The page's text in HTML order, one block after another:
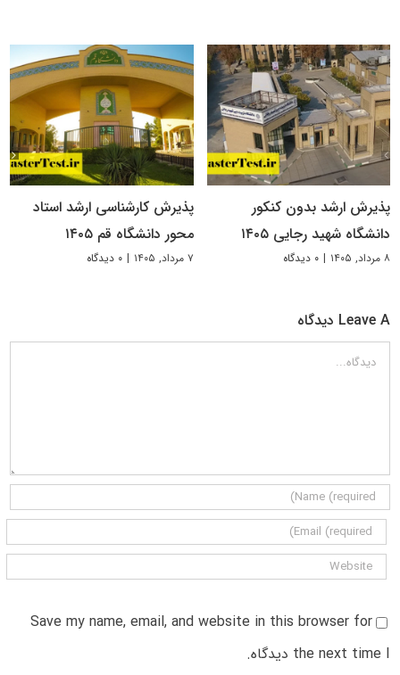
پذیرش ارشد بدون کنکور
دانشگاه شهید رجایی ۱۴۰۵
۸ مرداد, ۱۴۰۵ | ۰ دیدگاه
پذیرش کارشناسی ارشد استاد
محور دانشگاه قم ۱۴۰۵
۷ مرداد, ۱۴۰۵ | ۰ دیدگاه
Leave A دیدگاه
دیدگاه
Save my name, email, and website in this browser for
the next time I دیدگاه.